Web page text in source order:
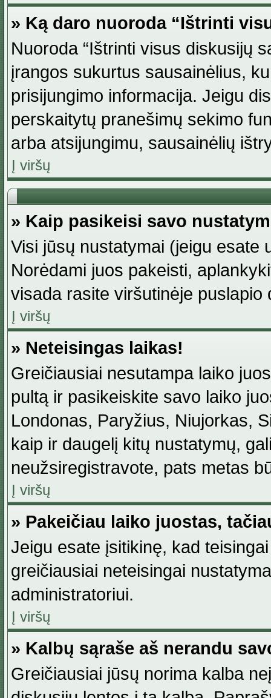
» Ką daro nuoroda “Ištrinti
Nuoroda “Ištrinti visus diskusijų
įrangos sukurtus sausainėlius,
prisijungimo informacija. Jeigu
perskaitytų pranešimų sekimo
arba atsijungimu, sausainėlių
Į viršų
» Kaip pasikeisi savo
Visi jūsų nustatymai (jeigu esate
Norėdami juos pakeisti,
visada rasite viršutinėje
Į viršų
» Neteisingas laikas!
Greičiausiai nesutampa laiko
pultą ir pasikeiskite savo laiko
Londonas, Paryžius, Niujorkas,
kaip ir daugelį kitų nustatymų,
neužsiregistravote, pats metas
Į viršų
» Pakeičiau laiko juostas,
Jeigu esate įsitikinę, kad
greičiausiai neteisingai
administratoriui.
Į viršų
» Kalbų sąraše aš nerandu
Greičiausiai jūsų norima kalba